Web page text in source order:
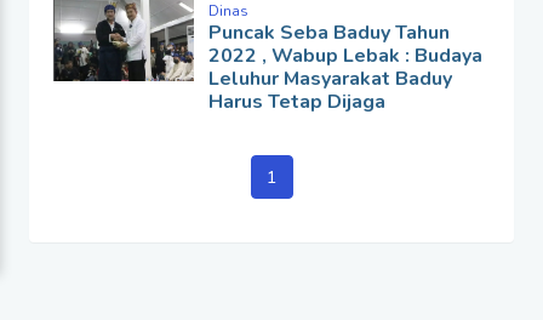
Dinas
Puncak Seba Baduy Tahun
2022 , Wabup Lebak : Budaya
Leluhur Masyarakat Baduy
Harus Tetap Dijaga
1